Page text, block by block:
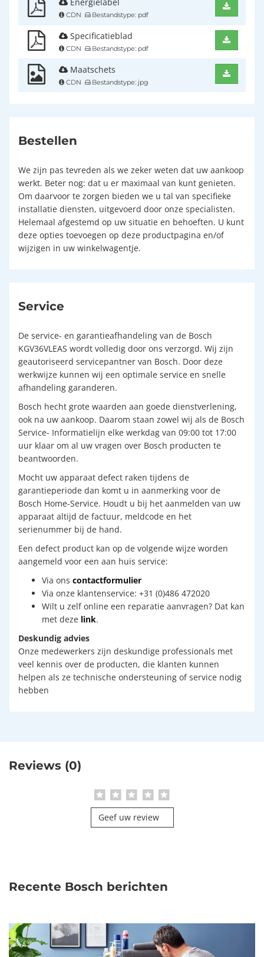
Energielabel
CDN Bestandstype: pdf
Specificatieblad
CDN Bestandstype: pdf
Maatschets
CDN Bestandstype: jpg
Bestellen
We zijn pas tevreden als we zeker weten dat uw aankoop
werkt. Beter nog: dat u er maximaal van kunt genieten.
Om daarvoor te zorgen bieden we u tal van specifieke
installatie diensten, uitgevoerd door onze specialisten.
Helemaal afgestemd op uw situatie en behoeften. U kunt
deze opties toevoegen op deze productpagina en/of
wijzigen in uw winkelwagentje.
Service
De service- en garantieafhandeling van de Bosch
KGV36VLEAS wordt volledig door ons verzorgd. Wij zijn
geautoriseerd servicepantner van Bosch. Door deze
werkwijze kunnen wij een optimale service en snelle
afhandeling garanderen.
Bosch hecht grote waarden aan goede dienstverlening,
ook na uw aankoop. Daarom staan zowel wij als de Bosch
Service- Informatielijn elke werkdag van 09:00 tot 17:00
uur klaar om al uw vragen over Bosch producten te
beantwoorden.
Mocht uw apparaat defect raken tijdens de
garantieperiode dan komt u in aanmerking voor de
Bosch Home-Service. Houdt u bij het aanmelden van uw
apparaat altijd de factuur, meldcode en het
serienummer bij de hand.
Een defect product kan op de volgende wijze worden
aangemeld voor een aan huis service:
Via ons contactformulier
Via onze klantenservice: +31 (0)486 472020
Wilt u zelf online een reparatie aanvragen? Dat kan
met deze link.
Deskundig advies
Onze medewerkers zijn deskundige professionals met
veel kennis over de producten, die klanten kunnen
helpen als ze technische ondersteuning of service nodig
hebben
Reviews (0)
Geef uw review
Recente Bosch berichten